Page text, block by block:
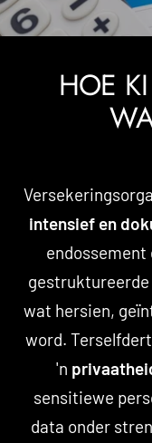
HOE
intensief en
wat hersien,
word.
'n
sensitiewe
data onder